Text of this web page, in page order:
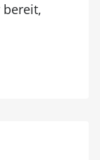
bereit,